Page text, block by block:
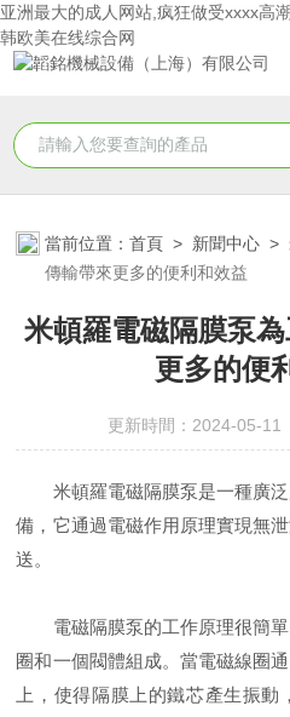
亚洲最大的成人网站,疯狂做受xxxx高
韩欧美在线综合网
當前位置：首頁 > 新聞中心 >
傳輸帶來更多的便利和效益
米頓羅電磁隔膜泵
更多的便
更新時間：2024-05-
米頓羅電磁隔膜泵是一種廣泛
備，它通過電磁作用原理實現無
送。
電磁隔膜泵的工作原理很簡單
圈和一個閥體組成。當電磁線圈
上，使得隔膜上的鐵芯產生振